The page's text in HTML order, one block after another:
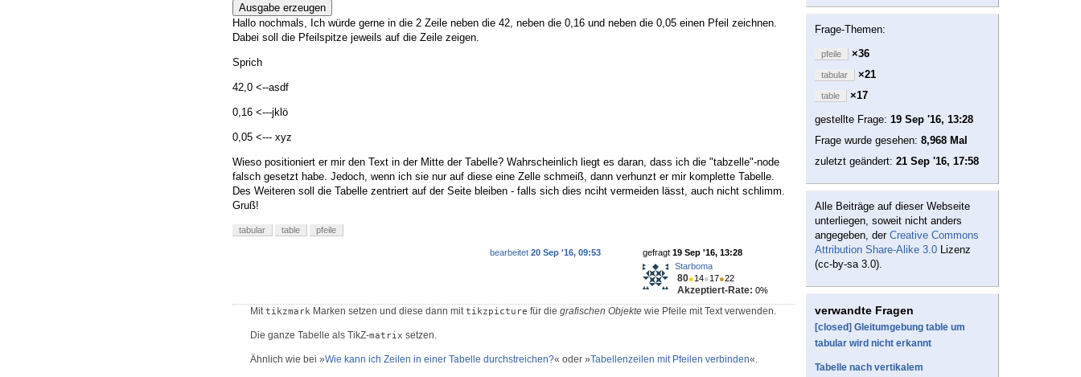
41
};
Ausgabe erzeugen
Hallo nochmals, Ich würde gerne in die 2 Zeile neben die 42, neben die 0,16 und neben die 0,05 einen Pfeil zeichnen.
Dabei soll die Pfeilspitze jeweils auf die Zeile zeigen.
Sprich
42,0 <--asdf
0,16 <---jklö
0,05 <--- xyz
Wieso positioniert er mir den Text in der Mitte der Tabelle? Wahrscheinlich liegt es daran, dass ich die "tabzelle"-node
falsch gesetzt habe. Jedoch, wenn ich sie nur auf diese eine Zelle schmeiß, dann verhunzt er mir komplette Tabelle.
Des Weiteren soll die Tabelle zentriert auf der Seite bleiben - falls sich dies nciht vermeiden lässt, auch nicht schlimm.
Gruß!
tabular table pfeile
gefragt 19 Sep '16, 13:28
Starboma
80●14●17●22
Akzeptiert-Rate: 0%
bearbeitet 20 Sep '16, 09:53
Mit tikzmark Marken setzen und diese dann mit tikzpicture für die grafischen Objekte wie Pfeile mit Text verwenden.
Die ganze Tabelle als TikZ-matrix setzen.
Ähnlich wie bei »Wie kann ich Zeilen in einer Tabelle durchstreichen?« oder »Tabellenzeilen mit Pfeilen verbinden«.
Frage-Themen:
pfeile ×36
tabular ×21
table
×17
gestellte Frage: 19 Sep '16, 13:28
Frage wurde gesehen: 8,968 Mal
zuletzt geändert: 21 Sep '16, 17:58
Alle Beiträge auf dieser Webseite
unterliegen, soweit nicht anders
angegeben, der Creative Commons
Attribution Share-Alike 3.0 Lizenz
(cc-by-sa 3.0).
verwandte Fragen
[closed] Gleitumgebung table um
tabular wird nicht erkannt
Tabelle nach vertikalem